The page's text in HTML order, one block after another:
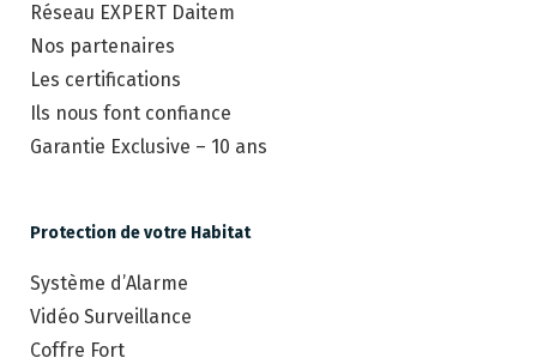
Réseau EXPERT Daitem
Nos partenaires
Les certifications
Ils nous font confiance
Garantie Exclusive – 10 ans
Protection de votre Habitat
Système d’Alarme
Vidéo Surveillance
Coffre Fort